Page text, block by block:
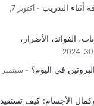
أكتوبر 7,
الفوائد، الأضرار،
في اليوم؟
سبتمبر
وكمال الأجسام: كيف تستفيد